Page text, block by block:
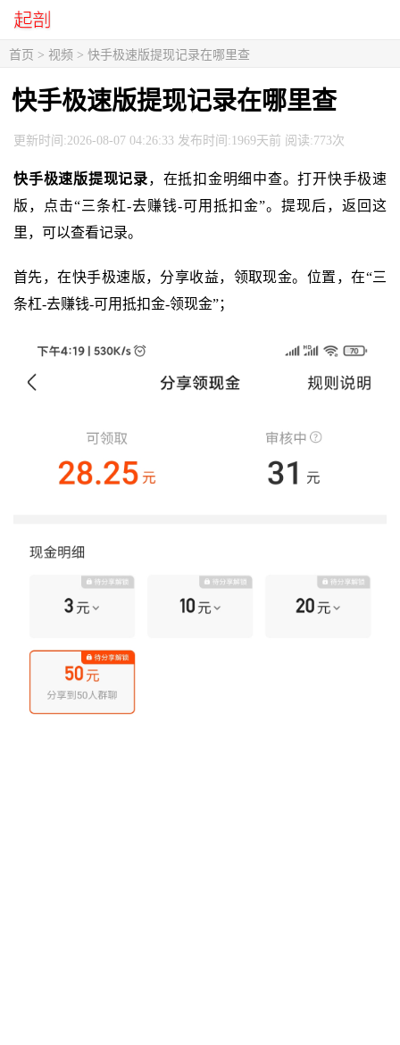
首页 > 视频 > 快手极速版提现记录在哪里查
快手极速版提现记录在哪里查
更新时间:2026-08-07 04:26:33 发布时间:1969天前 阅读:773次
快手极速版提现记录，在抵扣金明细中查。打开快手极速
版，点击“三条杠-去赚钱-可用抵扣金”。提现后，返回这
里，可以查看记录。
首先，在快手极速版，分享收益，领取现金。位置，在“三
条杠-去赚钱-可用抵扣金-领现金”；